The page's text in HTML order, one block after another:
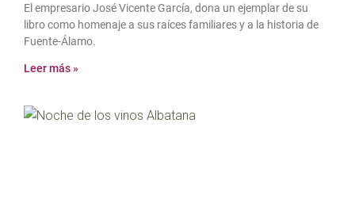
El empresario José Vicente García, dona un ejemplar de su
libro como homenaje a sus raíces familiares y a la historia de
Fuente-Álamo.
Leer más »